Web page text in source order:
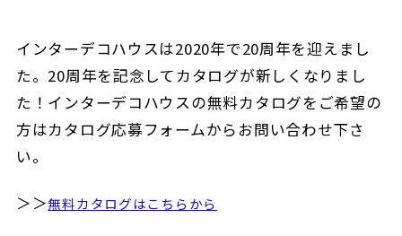
インターデコハウスは2020年で20周年を迎えまし
た。20周年を記念してカタログが新しくなりまし
た！インターデコハウスの無料カタログをご希望の
方はカタログ応募フォームからお問い合わせ下さ
い。
＞＞無料カタログはこちらから